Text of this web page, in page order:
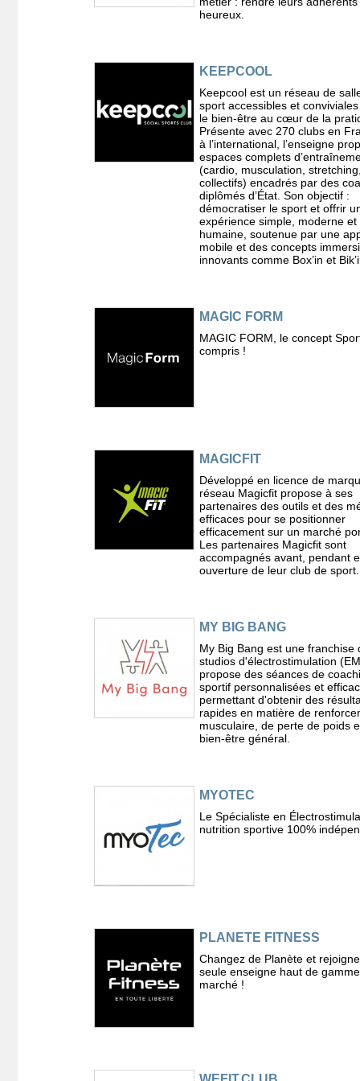
heureux.
KEEPCOOL
Keepcool est un réseau de
sport accessibles et
le bien-être au cœur de la
Présente avec 270 clubs en
à l’international, l’enseigne
espaces complets
(cardio, musculation,
collectifs) encadrés par des
diplômés d’État. Son objectif :
démocratiser le sport et offrir
expérience simple, moderne et
humaine, soutenue par une
mobile et des concepts
innovants comme Box’in et
MAGIC FORM
MAGIC FORM, le concept
compris !
MAGICFIT
Développé en licence de
réseau Magicfit propose à ses
partenaires des outils et des
efficaces pour se positionner
efficacement sur un marché
Les partenaires Magicfit sont
accompagnés avant, pendant
ouverture de leur club de sport.
MY BIG BANG
My Big Bang est une franchise
studios d'électrostimulation
propose des séances de
sportif personnalisées et
permettant d'obtenir des
rapides en matière de
musculaire, de perte de poids
bien-être général.
MYOTEC
Le Spécialiste en
nutrition sportive 100%
PLANETE FITNESS
Changez de Planète et
seule enseigne haut de
marché !